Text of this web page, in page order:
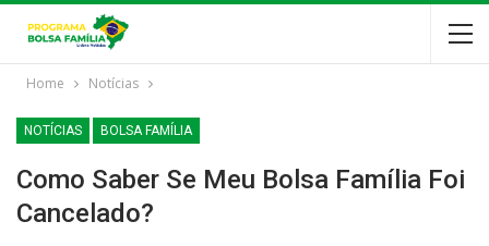
Home Notícias
NOTÍCIAS BOLSA FAMÍLIA
Como Saber Se Meu Bolsa Família Foi
Cancelado?